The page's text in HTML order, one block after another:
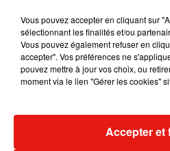
Julien Lieb s’essaye à la vie de
chatelain dans son nouveau clip
+ DE MUSIQUE
Vous pouvez accepter en cliquant sur
sélectionnant les finalités et/ou
Vous pouvez également refuser en
accepter". Vos préférences ne
pouvez mettre à jour vos choix, ou
moment via le lien "Gérer les cookies"
Accepter et